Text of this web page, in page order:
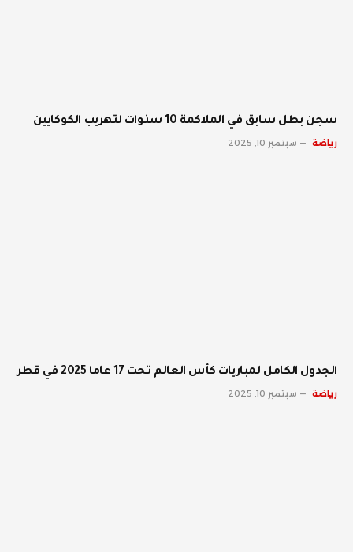
سجن بطل سابق في الملاكمة 10 سنوات لتهريب الكوكايين
رياضة سبتمبر 10, 2025
الجدول الكامل لمباريات كأس العالم تحت 17 عاما 2025 في قطر
رياضة سبتمبر 10, 2025